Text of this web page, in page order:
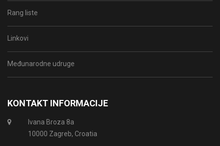
Rang liste
Linkovi
Međunarodne udruge
KONTAKT INFORMACIJE
Ivana Broza 8a
10000 Zagreb, Croatia